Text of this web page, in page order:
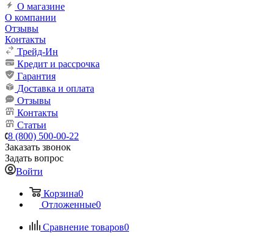
О магазине
О компании
Отзывы
Контакты
Трейд-Ин
Кредит и рассрочка
Гарантия
Доставка и оплата
Отзывы
Контакты
Статьи
8 (800) 500-00-22
Заказать звонок
Задать вопрос
Войти
Корзина0
Отложенные0
Сравнение товаров0